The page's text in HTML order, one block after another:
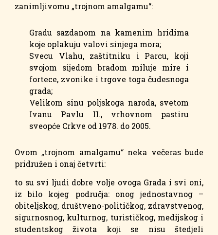
zanimljivomu „trojnom amalgamu“:
Gradu sazdanom na kamenim hridima
koje oplakuju valovi sinjega mora;
Svecu Vlahu, zaštitniku i Parcu, koji
svojom sijedom bradom miluje mire i
fortece, zvonike i trgove toga čudesnoga
grada;
Velikom sinu poljskoga naroda, svetom
Ivanu Pavlu II., vrhovnom pastiru
sveopće Crkve od 1978. do 2005.
Ovom „trojnom amalgamu“ neka večeras bude
pridružen i onaj četvrti:
to su svi ljudi dobre volje ovoga Grada i svi oni,
iz bilo kojeg područja: onog jednostavnog –
obiteljskog, društveno-političkog, zdravstvenog,
sigurnosnog, kulturnog, turističkog, medijskog i
studentskog života koji se nisu štedjeli